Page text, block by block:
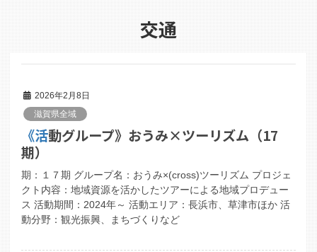
交通
2026年2月8日
滋賀県全域
《活動グループ》おうみ×ツーリズム（17
期）
期：１７期 グループ名：おうみ×(cross)ツーリズム プロジェ
クト内容：地域資源を活かしたツアーによる地域プロデュー
ス 活動期間：2024年～ 活動エリア：長浜市、草津市ほか 活
動分野：観光振興、まちづくりなど